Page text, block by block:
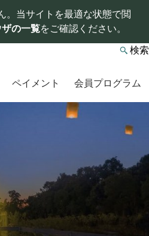
。当サイトを最適な状態で閲
の一覧をご確認ください。
検索
ペイメント 会員プログラム